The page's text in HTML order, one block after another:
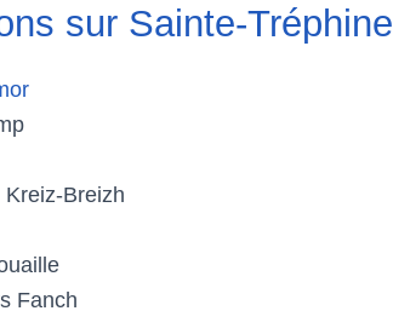
sur Sainte-Tréphine
Kreiz-Breizh
Fanch